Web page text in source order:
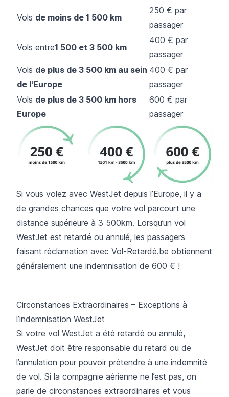
Vols de moins de 1 500 km
250 € par
passager
Vols entre1 500 et 3 500 km
400 € par
passager
Vols de plus de 3 500 km au sein
de l'Europe
400 € par
passager
Vols de plus de 3 500 km hors
Europe
600 € par
passager
Si vous volez avec WestJet depuis l’Europe, il y a
de grandes chances que votre vol parcourt une
distance supérieure à 3 500km. Lorsqu’un vol
WestJet est retardé ou annulé, les passagers
faisant réclamation avec Vol-Retardé.be obtiennent
généralement une indemnisation de 600 € !
Circonstances Extraordinaires – Exceptions à
l’indemnisation WestJet
Si votre vol WestJet a été retardé ou annulé,
WestJet doit être responsable du retard ou de
l’annulation pour pouvoir prétendre à une indemnité
de vol. Si la compagnie aérienne ne l’est pas, on
parle de circonstances extraordinaires et vous